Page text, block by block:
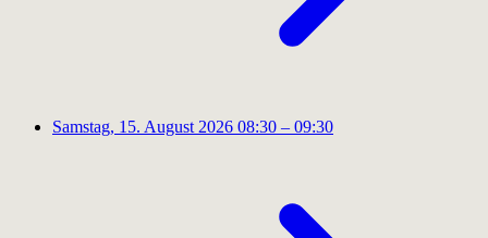
Samstag, 15. August 2026 08:30 – 09:30